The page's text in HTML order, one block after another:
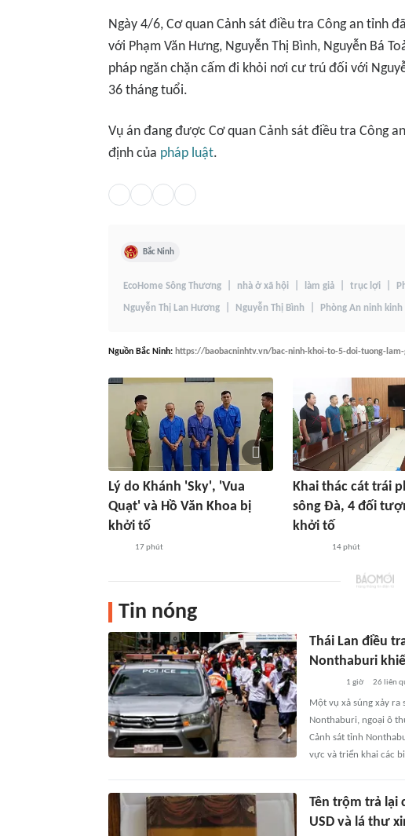
Ngày 4/6, Cơ quan Cảnh sát điều tra Công an tỉnh
với Phạm Văn Hưng, Nguyễn Thị Bình, Nguyễn Bá
pháp ngăn chặn cấm đi khỏi nơi cư trú đối với
36 tháng tuổi.
Vụ án đang được Cơ quan Cảnh sát điều tra Công
định của pháp luật.
Bắc Ninh
EcoHome Sông Thương nhà ở xã hội làm giả trục lợi
Nguyễn Thị Lan Hương Nguyễn Thị Bình Phòng An ninh kinh
Nguồn Bắc Ninh: https://baobacninhtv.vn/bac-ninh-khoi-to-5-doi-tuong-
Lý do Khánh 'Sky', 'Vua
Quạt' và Hồ Văn Khoa bị
khởi tố
17 phút
Khai thác cát trái
sông Đà, 4 đối
khởi tố
14 phút
Tin nóng
Thái Lan điều
Nonthaburi
1 giờ 26 liên
Một vụ xả súng xảy
Nonthaburi, ngoại ô
Cảnh sát tỉnh
vực và triển khai các
Tên trộm trả lại
USD và lá thư